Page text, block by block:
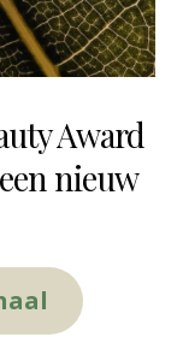
Award
nieuw